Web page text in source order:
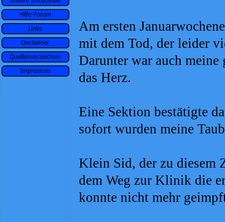
Am ersten
mit dem Tod, der leider
Darunter war auch
das Herz.
Eine Sektion bestätigte
sofort wurden meine
Klein Sid, der zu diesem
dem Weg zur Klinik die
konnte nicht mehr